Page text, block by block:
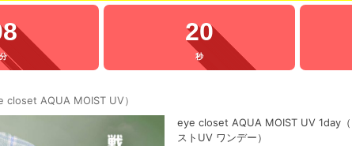
分
19
秒
closet AQUA MOIST UV）
eye closet AQUA MOIST UV 1day
ストUV ワンデー）